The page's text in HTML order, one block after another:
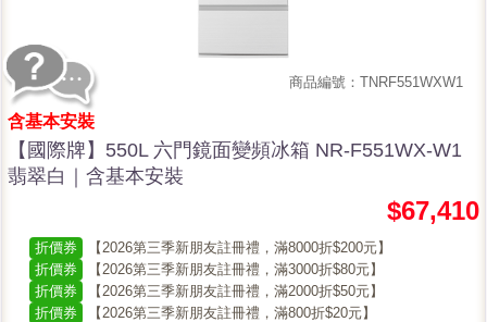
商品編號：TNRF551WXW1
含基本安裝
【國際牌】550L 六門鏡面變頻冰箱 NR-F551WX-W1
翡翠白｜含基本安裝
$67,410
折價券
【2026第三季新朋友註冊禮，滿8000折$200元】
折價券
【2026第三季新朋友註冊禮，滿3000折$80元】
折價券
【2026第三季新朋友註冊禮，滿2000折$50元】
折價券
【2026第三季新朋友註冊禮，滿800折$20元】